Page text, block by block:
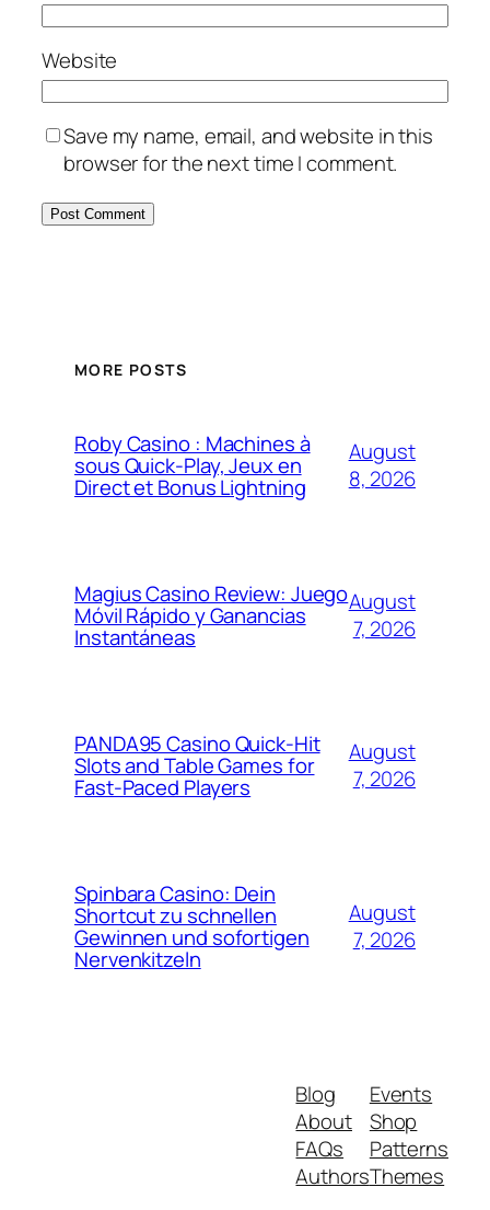
Website
Save my name, email, and website in this
browser for the next time I comment.
MORE POSTS
Roby Casino : Machines à
sous Quick‑Play, Jeux en
Direct et Bonus Lightning
August
8, 2026
Magius Casino Review: Juego
Móvil Rápido y Ganancias
Instantáneas
August
7, 2026
PANDA95 Casino Quick‑Hit
Slots and Table Games for
Fast‑Paced Players
August
7, 2026
Spinbara Casino: Dein
Shortcut zu schnellen
Gewinnen und sofortigen
Nervenkitzeln
August
7, 2026
Blog
About
FAQs
Authors
Events
Shop
Patterns
Themes